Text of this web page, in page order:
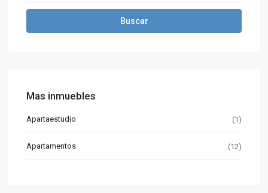
Buscar
Mas inmuebles
Apartaestudio (1)
Apartamentos (12)